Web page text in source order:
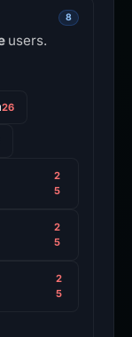
8
users.
26
2
5
2
5
2
5